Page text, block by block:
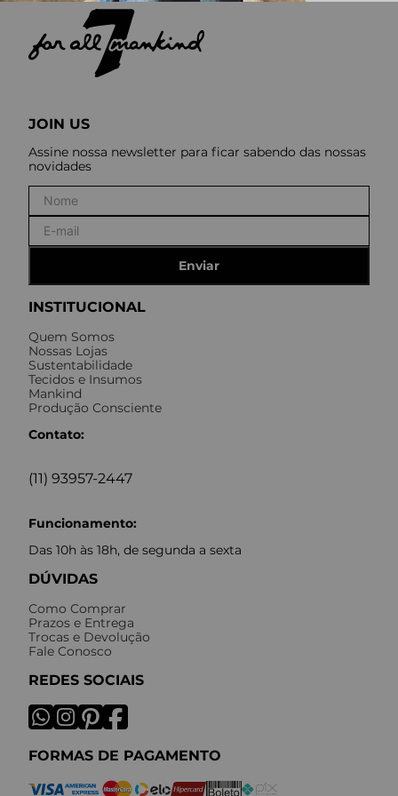
INSTITUCIONAL
Quem Somos
Nossas Lojas
Sustentabilidade
Tecidos e Insumos
Mankind
Produção Consciente
Contato:
(11) 93957-2447
Funcionamento:
Das 10h às 18h, de segunda a sexta
DÚVIDAS
Como Comprar
Prazos e Entrega
Trocas e Devolução
Fale Conosco
REDES SOCIAIS
FORMAS DE PAGAMENTO
JOIN US
Assine nossa newsletter para ficar sabendo das nossas
novidades
Enviar